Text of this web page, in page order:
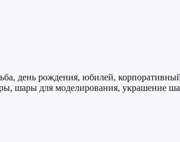
день рождения, юбилей,
шары для моделирования, украшение